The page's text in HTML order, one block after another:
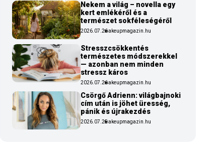
Nekem a világ – novella egy
kert emlékéről és a
természet sokféleségéről
2026.07.26wakeupmagazin.hu
Stresszcsökkentés
természetes módszerekkel
— azonban nem minden
stressz káros
2026.07.26wakeupmagazin.hu
Csörgő Adrienn: világbajnoki
cím után is jöhet üresség,
pánik és újrakezdés
2026.07.25wakeupmagazin.hu